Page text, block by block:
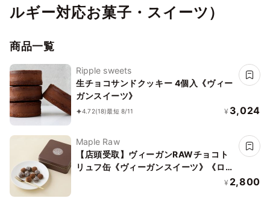
ルギー対応お菓子・スイーツ）
商品一覧
Ripple sweets
生チョコサンドクッキー 4個入《ヴィー
ガンスイーツ》
4.72(18)最短 8/11 ¥ 3,024
Maple Raw
【店頭受取】ヴィーガンRAWチョコト
リュフ缶《ヴィーガンスイーツ》《ロー
¥ 2,800